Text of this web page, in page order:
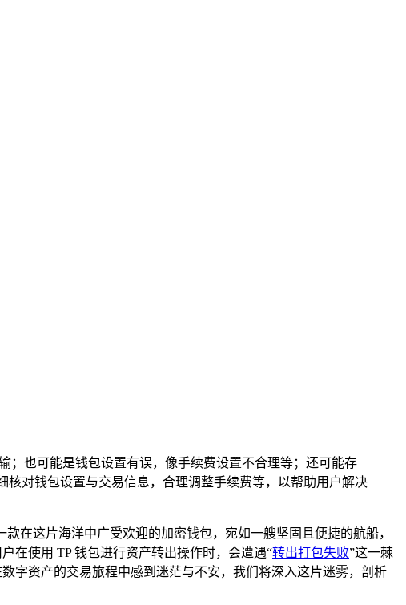
；也可能是钱包设置有误，像手续费设置不合理等；还可能存
核对钱包设置与交易信息，合理调整手续费等，以帮助用户解决
在这片海洋中广受欢迎的加密钱包，宛如一艘坚固且便捷的航船，
在使用 TP 钱包进行资产转出操作时，会遭遇“转出打包失败”这一棘
字资产的交易旅程中感到迷茫与不安，我们将深入这片迷雾，剖析